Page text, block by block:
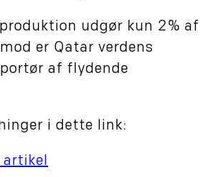
udgør kun 2% af
er Qatar verdens
af flydende
i dette link:
artikel